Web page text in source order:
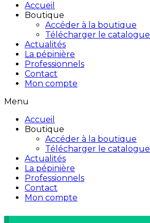
Accueil
Boutique
Accéder à la boutique
Télécharger le catalogue
Actualités
La pépinière
Professionnels
Contact
Mon compte
Menu
Accueil
Boutique
Accéder à la boutique
Télécharger le catalogue
Actualités
La pépinière
Professionnels
Contact
Mon compte